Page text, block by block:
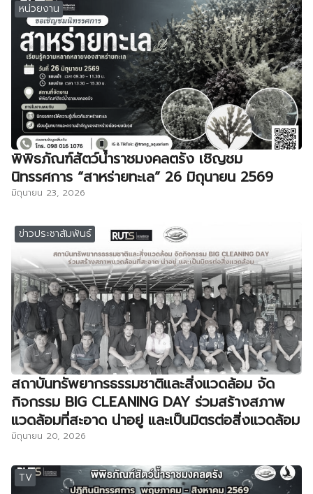
หน่วยงาน
พิพิธภัณฑ์สัตว์น้ำราชมงคลตรัง เชิญชม
นิทรรศการ “สาหร่ายทะเล” 26 มิถุนายน 2569
มิถุนายน 23, 2026
ข่าวประชาสัมพันธ์
สถาบันทรัพยากรธรรมชาติและสิ่งแวดล้อม จัด
กิจกรรม BIG CLEANING DAY ร่วมสร้างสภาพ
แวดล้อมที่สะอาด น่าอยู่ และเป็นมิตรต่อสิ่งแวดล้อม
มิถุนายน 20, 2026
TV